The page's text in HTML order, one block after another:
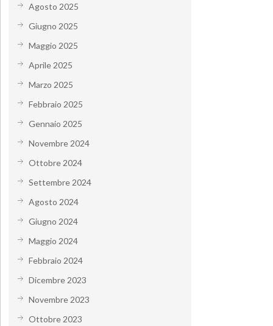
Agosto 2025
Giugno 2025
Maggio 2025
Aprile 2025
Marzo 2025
Febbraio 2025
Gennaio 2025
Novembre 2024
Ottobre 2024
Settembre 2024
Agosto 2024
Giugno 2024
Maggio 2024
Febbraio 2024
Dicembre 2023
Novembre 2023
Ottobre 2023